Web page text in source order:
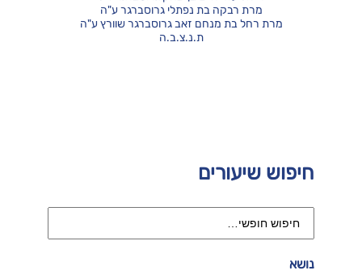
חיפוש שיעורים
נושא
מרת רבקה בת נפתלי גרוסברגר ע"ה
מרת רחל בת מנחם זאב גרוסברגר שוורץ ע"ה
ת.נ.צ.ב.ה